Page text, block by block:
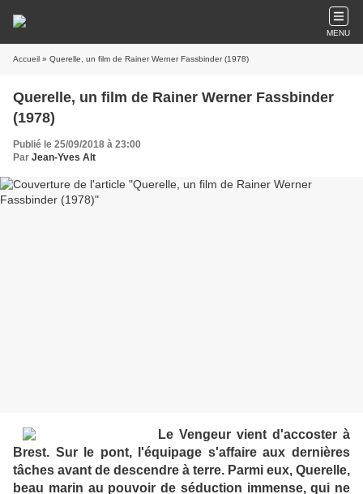
MENU
Accueil » Querelle, un film de Rainer Werner Fassbinder (1978)
Querelle, un film de Rainer Werner Fassbinder
(1978)
Publié le 25/09/2018 à 23:00
Par Jean-Yves Alt
Le Vengeur vient d'accoster à
Brest. Sur le pont, l'équipage s'affaire aux dernières
tâches avant de descendre à terre. Parmi eux, Querelle,
beau marin au pouvoir de séduction immense, qui ne